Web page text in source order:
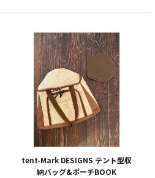
tent-Mark DESIGNS テント型収
納バッグ&ポーチBOOK